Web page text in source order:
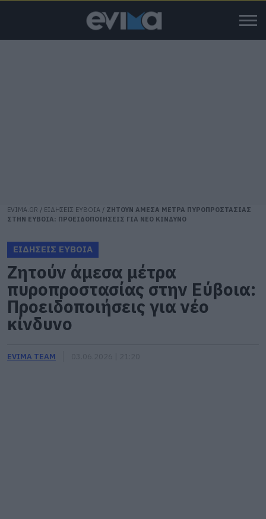
EVIMA.GR / ΕΙΔΗΣΕΙΣ ΕΥΒΟΙΑ / ΖΗΤΟΥΝ ΑΜΕΣΑ ΜΕΤΡΑ ΠΥΡΟΠΡΟΣΤΑΣΙΑΣ
ΣΤΗΝ ΕΥΒΟΙΑ: ΠΡΟΕΙΔΟΠΟΙΗΣΕΙΣ ΓΙΑ ΝΕΟ ΚΙΝΔΥΝΟ
ΕΙΔΗΣΕΙΣ ΕΥΒΟΙΑ
Ζητούν άμεσα μέτρα
πυροπροστασίας στην Εύβοια:
Προειδοποιήσεις για νέο
κίνδυνο
EVIMA TEAM